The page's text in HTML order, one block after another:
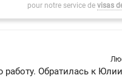
pour notre service devisas
Обратилась к